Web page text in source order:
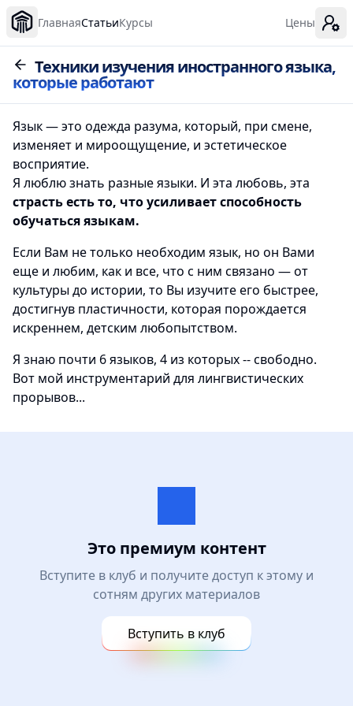
ГлавнаяСтатьиКурсы Цены
Техники изучения иностранного языка,
которые работают
Язык — это одежда разума, который, при смене,
изменяет и мироощущение, и эстетическое
восприятие.
Я люблю знать разные языки. И эта любовь, эта
страсть есть то, что усиливает способность
обучаться языкам.
Если Вам не только необходим язык, но он Вами
еще и любим, как и все, что с ним связано — от
культуры до истории, то Вы изучите его быстрее,
достигнув пластичности, которая порождается
искреннем, детским любопытством.
Я знаю почти 6 языков, 4 из которых -- свободно.
Вот мой инструментарий для лингвистических
прорывов...
Это премиум контент
Вступите в клуб и получите доступ к этому и
сотням других материалов
Вступить в клуб